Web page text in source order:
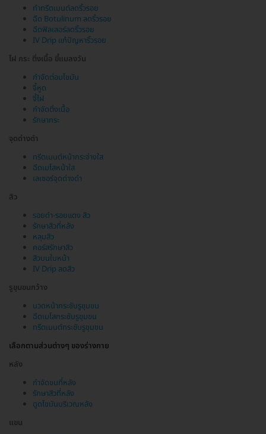
ทำทรีตเมนต์ลดริ้วรอย
ฉีด Botulinum ลดริ้วรอย
ฉีดฟิลเลอร์ลดริ้วรอย
IV Drip แก้ปัญหาริ้วรอย
ไฝ กระ ติ่งเนื้อ ขี้แมลงวัน
กำจัดต่อมไขมัน
จี้หูด
จี้ไฝ
กำจัดติ่งเนื้อ
รักษากระ
จุดด่างดำ
ทรีตเมนต์หน้ากระจ่างใส
ฉีดเมโสหน้าใส
เลเซอร์จุดด่างดำ
สิว
รอยดำ-รอยแดง สิว
รักษาสิวที่หลัง
หลุมสิว
คอร์สรักษาสิว
สิวบนใบหน้า
IV Drip ลดสิว
รูขุมขนกว้าง
นวดหน้ากระชับรูขุมขน
ฉีดเมโสกระชับรูขุมขน
ทรีตเมนต์กระชับรูขุมขน
เลือกตามส่วนต่างๆ ของร่างกาย
หลัง
กำจัดขนที่หลัง
รักษาสิวที่หลัง
ดูดไขมันบริเวณหลัง
แขน